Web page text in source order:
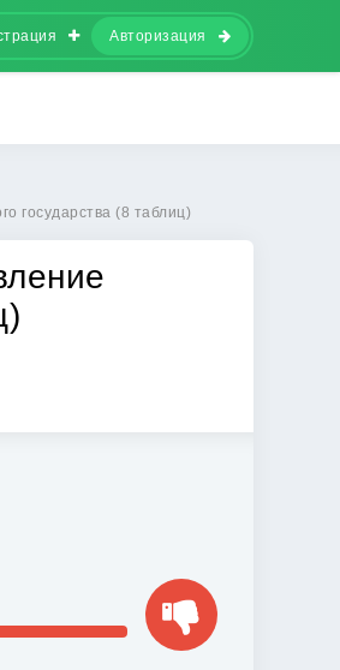
Авторизация
государства (8 таблиц)